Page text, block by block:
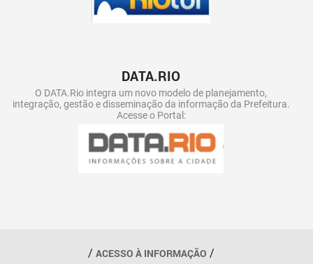
DATA.RIO
O DATA.Rio integra um novo modelo de planejamento,
integração, gestão e disseminação da informação da Prefeitura.
Acesse o Portal:
Outros links
ACESSO À INFORMAÇÃO